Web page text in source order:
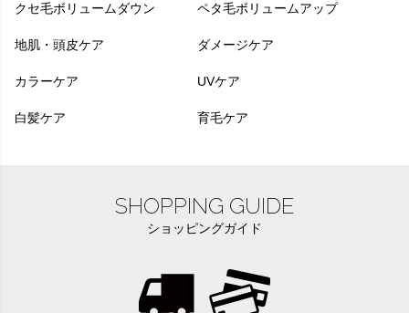
クセ毛ボリュームダウン ペタ毛ボリュームアップ
地肌・頭皮ケア ダメージケア
カラーケア UVケア
白髪ケア 育毛ケア
SHOPPING GUIDE
ショッピングガイド